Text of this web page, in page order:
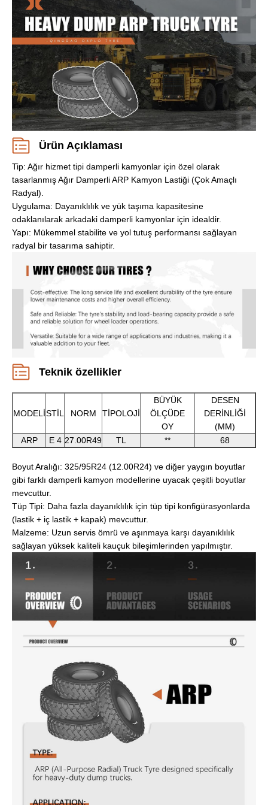
Ürün Açıklaması
Tip: Ağır hizmet tipi damperli kamyonlar için özel olarak
tasarlanmış Ağır Damperli ARP Kamyon Lastiği (Çok Amaçlı
Radyal).
Uygulama: Dayanıklılık ve yük taşıma kapasitesine
odaklanılarak arkadaki damperli kamyonlar için idealdir.
Yapı: Mükemmel stabilite ve yol tutuş performansı sağlayan
radyal bir tasarıma sahiptir.
Teknik özellikler
MODELİSTİL NORM TİPOLOJİ
BÜYÜK
ÖLÇÜDE
OY
DESEN
DERİNLİĞİ
(MM)
ARP
E 4 27.00R49 TL ** 68
Boyut Aralığı: 325/95R24 (12.00R24) ve diğer yaygın boyutlar
gibi farklı damperli kamyon modellerine uyacak çeşitli boyutlar
mevcuttur.
Tüp Tipi: Daha fazla dayanıklılık için tüp tipi konfigürasyonlarda
(lastik + iç lastik + kapak) mevcuttur.
Malzeme: Uzun servis ömrü ve aşınmaya karşı dayanıklılık
sağlayan yüksek kaliteli kauçuk bileşimlerinden yapılmıştır.